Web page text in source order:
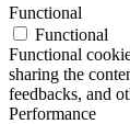
Functional
Functional
Functional
sharing the
feedbacks, and
Performance